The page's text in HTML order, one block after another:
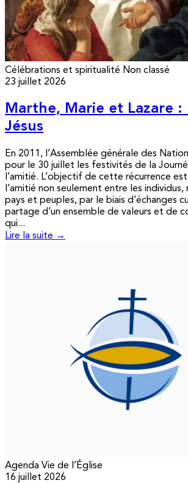
Célébrations et spiritualité Non classé
23 juillet 2026
Marthe, Marie et Lazare :
Jésus
En 2011, l’Assemblée générale des
pour le 30 juillet les festivités de la
l’amitié. L’objectif de cette récurrence
l’amitié non seulement entre les individus,
pays et peuples, par le biais d’échanges
partage d’un ensemble de valeurs et de
qui...
Lire la suite →
Agenda Vie de l’Église
16 juillet 2026